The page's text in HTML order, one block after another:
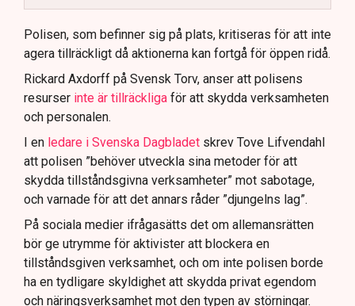
Polisen använder drönare och uniformerad polis
för att dokumentera bevis.
Samtidigt är polisarbetet komplext när det gäller
att navigera juridiska rättigheter och gränser.
Polisen, som befinner sig på plats, kritiseras för att inte
agera tillräckligt då aktionerna kan fortgå för öppen ridå.
Rickard Axdorff på Svensk Torv, anser att polisens
resurser inte är tillräckliga för att skydda verksamheten
och personalen.
I en ledare i Svenska Dagbladet skrev Tove Lifvendahl
att polisen ”behöver utveckla sina metoder för att
skydda tillståndsgivna verksamheter” mot sabotage,
och varnade för att det annars råder ”djungelns lag”.
På sociala medier ifrågasätts det om allemansrätten
bör ge utrymme för aktivister att blockera en
tillståndsgiven verksamhet, och om inte polisen borde
ha en tydligare skyldighet att skydda privat egendom
och näringsverksamhet mot den typen av störningar.